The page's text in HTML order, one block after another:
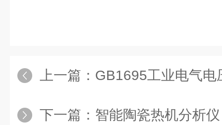
上一篇： GB1695工业电气电
下一篇： 智能陶瓷热机分析仪